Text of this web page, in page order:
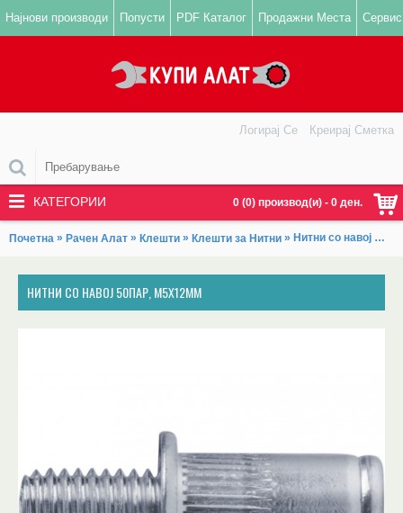
Најнови производи Попусти PDF Каталог Продажни Места Сервис
0 (0) производ(и) - 0 ден.
Логирај Се Креирај Сметка
КАТЕГОРИИ
Почетна » Рачен Алат » Клешти » Клешти за Нитни » Нитни со навој 50пар, M5x12mm
НИТНИ СО НАВОЈ 50ПАР, M5X12MM